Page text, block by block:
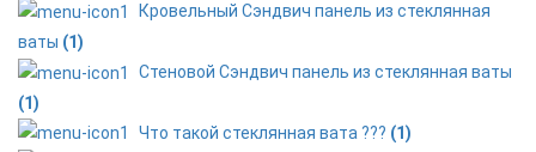
Кровельный Сэндвич панель из стеклянная
ваты (1)
Стеновой Сэндвич панель из стеклянная ваты
(1)
Что такой стеклянная вата ??? (1)